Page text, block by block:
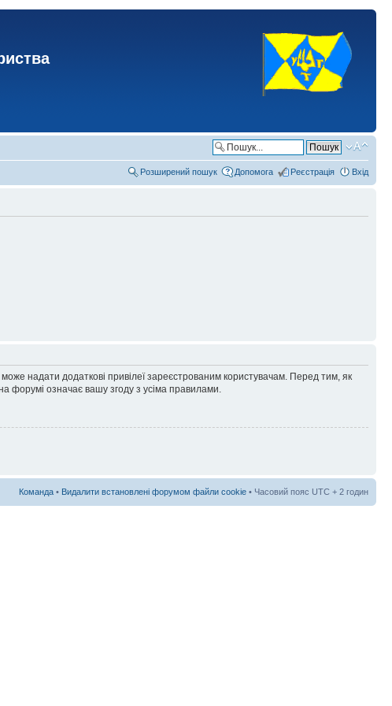
Розширений пошук Допомога Реєстрація Вхід
надати додаткові привілеї зареєстрованим користувачам. Перед тим, як
форумі означає вашу згоду з усіма правилами.
Команда • Видалити встановлені форумом файли cookie • Часовий пояс UTC + 2 годин